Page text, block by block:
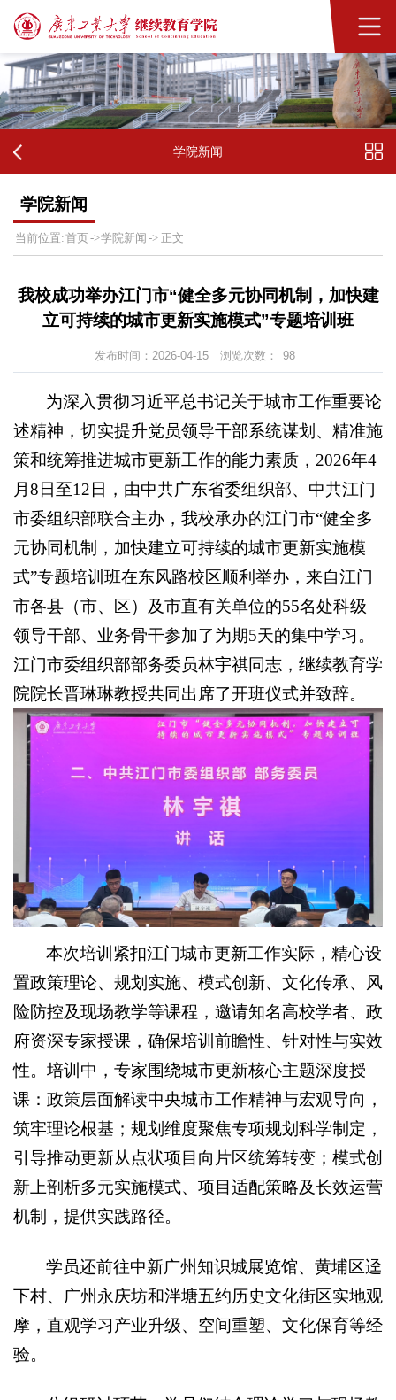
学院新闻
学院新闻
当前位置:首页->学院新闻 -> 正文
我校成功举办江门市“健全多元协同机制，加快建
立可持续的城市更新实施模式”专题培训班‌
发布时间：2026-04-15 浏览次数： 98
为深入贯彻习近平总书记关于城市工作重要论
述精神，切实提升党员领导干部系统谋划、精准施
策和统筹推进城市更新工作的能力素质，2026年4
月8日至12日，由中共广东省委组织部、中共江门
市委组织部联合主办，我校承办的江门市“健全多
元协同机制，加快建立可持续的城市更新实施模
式”专题培训班在东风路校区顺利举办，来自江门
市各县（市、区）及市直有关单位的55名处科级
领导干部、业务骨干参加了为期5天的集中学习。
江门市委组织部部务委员林宇祺同志，继续教育学
院院长晋琳琳教授共同出席了开班仪式并致辞。
本次培训紧扣江门城市更新工作实际，精心设
置政策理论、规划实施、模式创新、文化传承、风
险防控及现场教学等课程，邀请知名高校学者、政
府资深专家授课，确保培训前瞻性、针对性与实效
性。培训中，专家围绕城市更新核心主题深度授
课：政策层面解读中央城市工作精神与宏观导向，
筑牢理论根基；规划维度聚焦专项规划科学制定，
引导推动更新从点状项目向片区统筹转变；模式创
新上剖析多元实施模式、项目适配策略及长效运营
机制，提供实践路径。
学员还前往中新广州知识城展览馆、黄埔区迳
下村、广州永庆坊和泮塘五约历史文化街区实地观
摩，直观学习产业升级、空间重塑、文化保育等经
验。